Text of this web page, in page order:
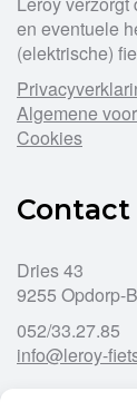
en eventuele
(elektrische)
Algemene
Cookies
Contact
Dries 43
9255 Opdorp-
052/33.27.85
info@leroy-